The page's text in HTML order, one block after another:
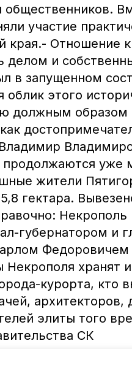
участие
края.- Отношение
делом и
в запущенном
облик этого
должным образом
продолжаются уже
жители
гектара.
Некрополь
губернатором и
Федоровичем
хранят
курорта, кто
архитекторов,
элиты того
СК